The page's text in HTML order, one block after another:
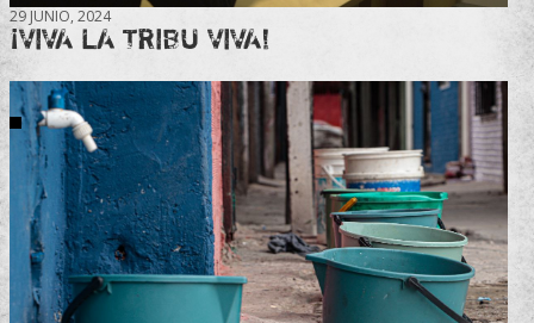
29 JUNIO, 2024
¡VIVA LA TRIBU VIVA!